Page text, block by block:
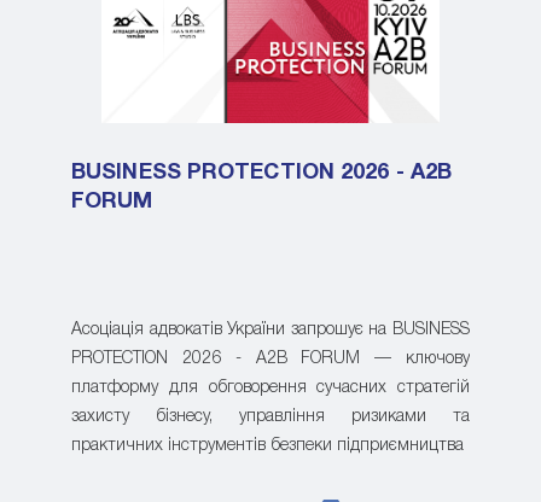
BUSINESS PROTECTION 2026 - A2B
FORUM
Асоціація адвокатів України запрошує на BUSINESS
PROTECTION 2026 - A2B FORUM — ключову
платформу для обговорення сучасних стратегій
захисту бізнесу, управління ризиками та
практичних інструментів безпеки підприємництва